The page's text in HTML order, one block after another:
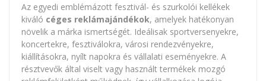
Az egyedi emblémázott fesztivál- és szurkolói kellékek
kiváló céges reklámajándékok, amelyek hatékonyan
növelik a márka ismertségét. Ideálisak sportversenyekre,
koncertekre, fesztiválokra, városi rendezvényekre,
kiállításokra, nyílt napokra és vállalati eseményekre. A
résztvevők által viselt vagy használt termékek mozgó